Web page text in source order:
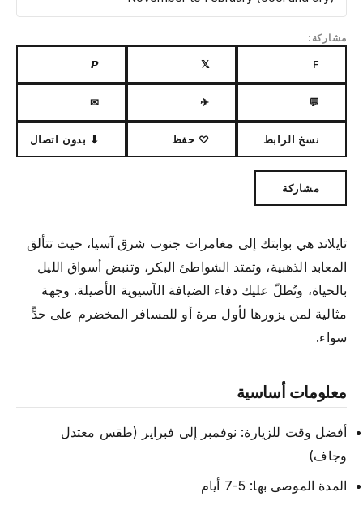
مشاركة:
F
𝕏
𝙋
💬
✈
✉
نسخ الرابط ♡ حفظ ⬇ بدون اتصال
مشاركة
تايلاند هي بوابتك إلى مغامرات جنوب شرق آسيا، حيث تتألق
المعابد الذهبية، وتمتد الشواطئ البكر، وتنبض أسواق الليل
بالحياة، وتُطلّ عليك دفاء الضيافة الآسيوية الأصيلة. وجهة
مثالية لمن يزورها لأول مرة أو للمسافر المخضرم على حدٍّ
سواء.
معلومات أساسية
أفضل وقت للزيارة: نوفمبر إلى فبراير (طقس معتدل
وجاف)
المدة الموصى بها: 5-7 أيام